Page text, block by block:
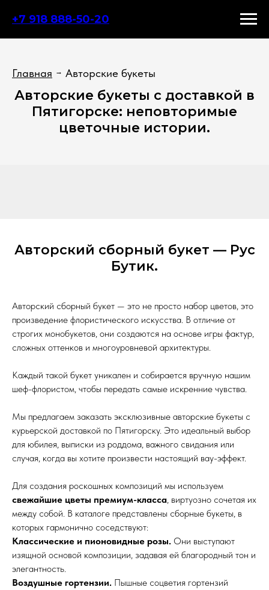
+7 918 888-50-20
Главная → Авторские букеты
Авторские букеты с доставкой в
Пятигорске: неповторимые
цветочные истории.
Авторский сборный букет — Рус
Бутик.
Авторский сборный букет — это не просто набор цветов, это
произведение флористического искусства. В отличие от
строгих монобукетов, они создаются на основе игры фактур,
сложных оттенков и многоуровневой архитектуры.
Каждый такой букет уникален и собирается вручную нашим
шеф-флористом, чтобы передать самые искренние чувства.
Мы предлагаем заказать эксклюзивные авторские букеты с
курьерской доставкой по Пятигорску. Это идеальный выбор
для юбилея, выписки из роддома, важного свидания или
случая, когда вы хотите произвести настоящий вау-эффект.
Для создания роскошных композиций мы используем
свежайшие цветы премиум-класса, виртуозно сочетая их
между собой. В каталоге представлены сборные букеты, в
которых гармонично соседствуют:
Классические и пионовидные розы. Они выступают
изящной основой композиции, задавая ей благородный тон и
элегантность.
Воздушные гортензии. Пышные соцветия гортензий